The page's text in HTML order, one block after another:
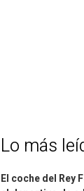
Lo más
El coche del Rey